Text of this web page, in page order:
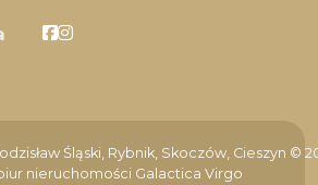
Facebook
Facebook
Śląski, Rybnik, Skoczów, Cieszyn ©
nieruchomości Galactica Virgo